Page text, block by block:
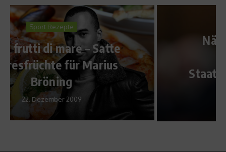
News
Nächste Runde im Fall
Pistorius:
Staatsanwaltschaft geht in
Berufung